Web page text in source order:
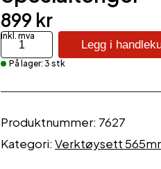
899 kr
Skuff
16
PRO
antall
Legg i
På lager: 3 stk
Produktnummer: 7627
Kategori:Verktøysett